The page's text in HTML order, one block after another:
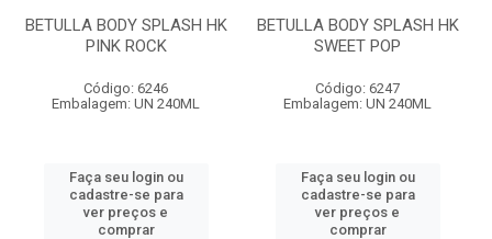
BETULLA BODY SPLASH HK
PINK ROCK
Código: 6246
Embalagem: UN 240ML
Faça seu login ou
cadastre-se para
ver preços e
comprar
BETULLA BODY SPLASH HK
SWEET POP
Código: 6247
Embalagem: UN 240ML
Faça seu login ou
cadastre-se para
ver preços e
comprar